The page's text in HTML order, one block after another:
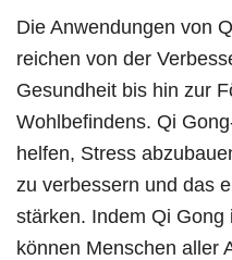
Die Anwendungen von
reichen von der
Gesundheit bis hin zur
Wohlbefindens. Qi
helfen, Stress
zu verbessern und das
stärken. Indem Qi
können Menschen aller